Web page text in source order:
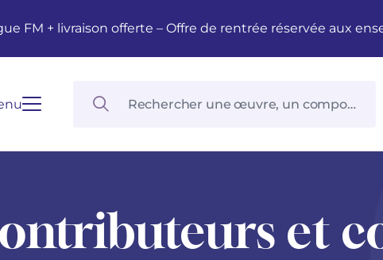
FM + livraison offerte – Offre de rentrée réservée aux
et